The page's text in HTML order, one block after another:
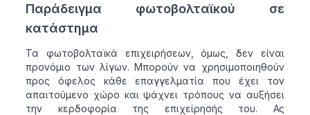
Παράδειγμα φωτοβολταϊκού σε
κατάστημα
Τα φωτοβολταϊκά επιχειρήσεων, όμως, δεν είναι
προνόμιο των λίγων. Mπορούν να χρησιμοποιηθούν
προς όφελος κάθε επαγγελματία που έχει τον
απαιτούμενο χώρο και ψάχνει τρόπους να αυξήσει
την κερδοφορία της επιχείρησής του. Ας